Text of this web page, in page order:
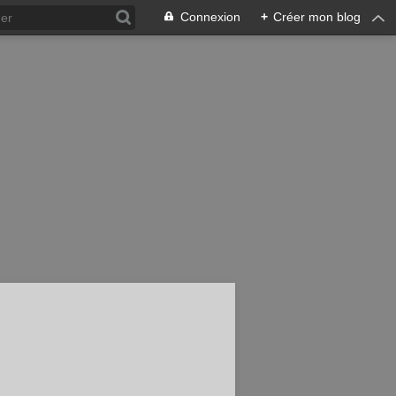
Connexion + Créer mon blog